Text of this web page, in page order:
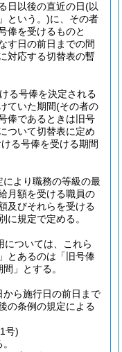
日以後の直近の日(以
という。)に、その者
俸を受けるものと
す日の前日までの間
対応する切替表の暫
る号俸を決定される
ていた期間(その者の
俸であるときは旧号
ついて切替表に定め
る号俸を受ける期間
より職務の等級の最
月額を受ける職員の
及びそれらを受ける
に規定で定める。
については、これら
とあるのは「旧号俸
」とする。
ら施行日の前日まで
の条例の規定による
号)